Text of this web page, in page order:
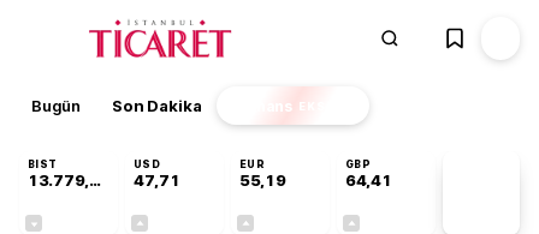
Bugün Son Dakika Finans EKSTRA
BIST
13.779,39
USD
47,71
EUR
55,19
GBP
64,41